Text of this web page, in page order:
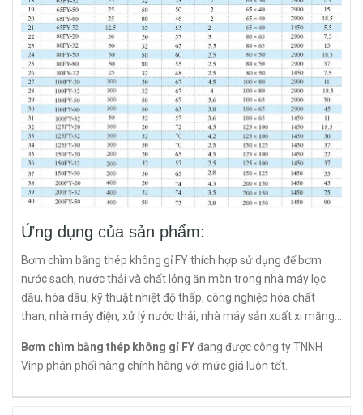
Ứng dụng của sản phẩm:
Bơm chìm bằng thép không gỉ FY thích hợp sử dụng để bơm
nước sạch, nước thải và chất lỏng ăn mòn trong nhà máy lọc
dầu, hóa dầu, kỹ thuật nhiệt độ thấp, công nghiệp hóa chất
than, nhà máy điện, xử lý nước thải, nhà máy sản xuất xi măng...
Bơm chìm bằng thép không gỉ FYđang được công ty TNNH
Vinp phân phối hàng chính hãng với mức giá luôn tốt.